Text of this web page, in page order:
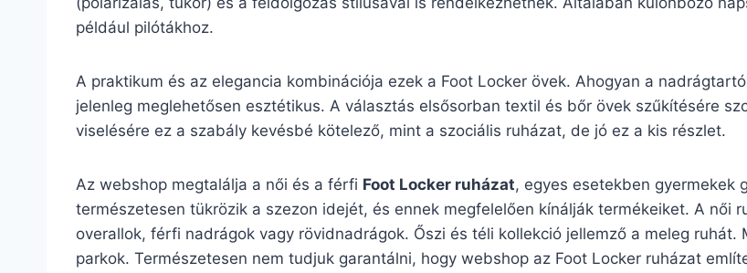
például pilótákhoz.
A praktikum és az elegancia kombinációja ezek a Foot Locker övek. Ahogyan a
jelenleg meglehetősen esztétikus. A választás elsősorban textil és bőr övek szűkítésére
viselésére ez a szabály kevésbé kötelező, mint a szociális ruházat, de jó ez a kis részlet.
Az webshop megtalálja a női és a férfi Foot Locker ruházat, egyes esetekben gyermekek
természetesen tükrözik a szezon idejét, és ennek megfelelően kínálják termékeiket. A női
overallok, férfi nadrágok vagy rövidnadrágok. Őszi és téli kollekció jellemző a meleg
parkok. Természetesen nem tudjuk garantálni, hogy webshop az Foot Locker ruházat